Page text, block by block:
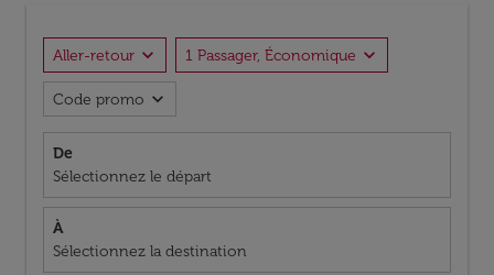
Aller-retour expand_more 1 Passager, Économique expand_more
Code promo expand_more
De
Sélectionnez le départ
À
Sélectionnez la destination